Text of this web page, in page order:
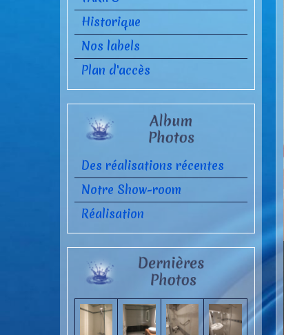
Historique
Nos labels
Plan d'accès
Des réalisations récentes
Notre Show-room
Réalisation